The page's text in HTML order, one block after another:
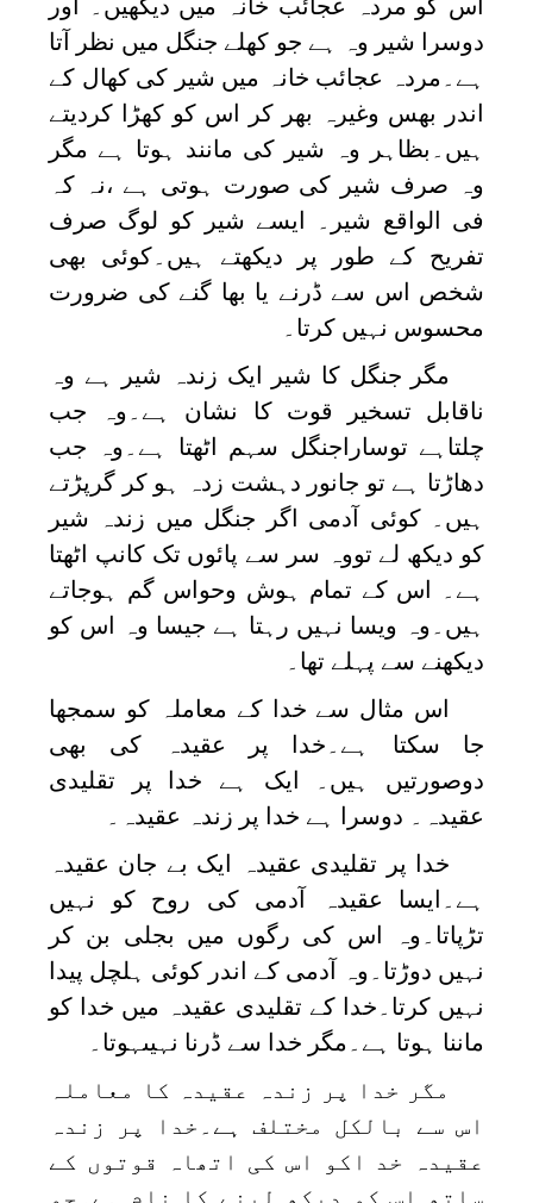
اس کو مردہ عجائب خانہ میں دیکھیں۔ اور
دوسرا شیر وہ ہے جو کھلے جنگل میں نظر آتا
ہے۔مردہ عجائب خانہ میں شیر کی کھال کے
اندر بھس وغیرہ بھر کر اس کو کھڑا کردیتے
ہیں۔بظاہر وہ شیر کی مانند ہوتا ہے مگر
وہ صرف شیر کی صورت ہوتی ہے ،نہ کہ
فی الواقع شیر۔ ایسے شیر کو لوگ صرف
تفریح کے طور پر دیکھتے ہیں۔کوئی بھی
شخص اس سے ڈرنے یا بھا گنے کی ضرورت
محسوس نہیں کرتا۔
مگر جنگل کا شیر ایک زندہ شیر ہے وہ
ناقابل تسخیر قوت کا نشان ہے۔وہ جب
چلتاہے توساراجنگل سہم اٹھتا ہے۔وہ جب
دھاڑتا ہے تو جانور دہشت زدہ ہو کر گرپڑتے
ہیں۔ کوئی آدمی اگر جنگل میں زندہ شیر
کو دیکھ لے تووہ سر سے پائوں تک کانپ اٹھتا
ہے۔ اس کے تمام ہوش وحواس گم ہوجاتے
ہیں۔وہ ویسا نہیں رہتا ہے جیسا وہ اس کو
دیکھنے سے پہلے تھا۔
اس مثال سے خدا کے معاملہ کو سمجھا
جا سکتا ہے۔خدا پر عقیدہ کی بھی
دوصورتیں ہیں۔ ایک ہے خدا پر تقلیدی
عقیدہ۔ دوسرا ہے خدا پر زندہ عقیدہ۔
خدا پر تقلیدی عقیدہ ایک بے جان عقیدہ
ہے۔ایسا عقیدہ آدمی کی روح کو نہیں
تڑپاتا۔وہ اس کی رگوں میں بجلی بن کر
نہیں دوڑتا۔وہ آدمی کے اندر کوئی ہلچل پیدا
نہیں کرتا۔خدا کے تقلیدی عقیدہ میں خدا کو
ماننا ہوتا ہے۔مگر خدا سے ڈرنا نہیںہوتا۔
مگر خدا پر زندہ عقیدہ کا معاملہ
اس سے بالکل مختلف ہے۔خدا پر زندہ
عقیدہ خد اکو اس کی اتھاہ قوتوں کے
ساتھ اس کو دیکھ لینے کا نام ہے۔جو